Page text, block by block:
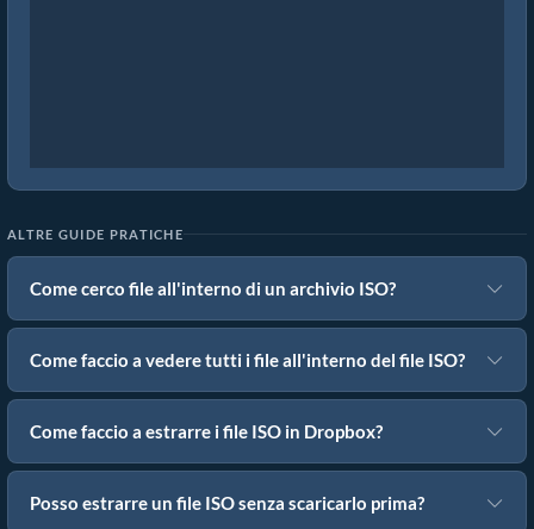
ALTRE GUIDE PRATICHE
Come cerco file all'interno di un archivio ISO?
Come faccio a vedere tutti i file all'interno del file ISO?
Come faccio a estrarre i file ISO in Dropbox?
Posso estrarre un file ISO senza scaricarlo prima?